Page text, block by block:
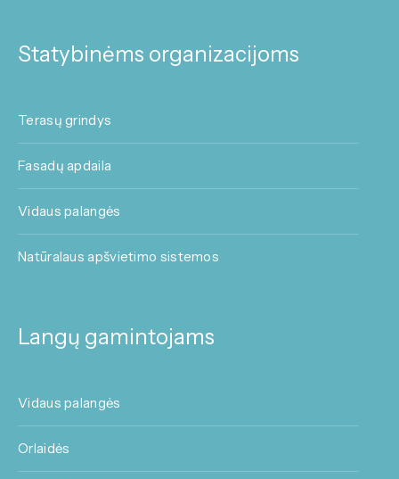
Statybinėms organizacijoms
Terasų grindys
Fasadų apdaila
Vidaus palangės
Natūralaus apšvietimo sistemos
Langų gamintojams
Vidaus palangės
Orlaidės